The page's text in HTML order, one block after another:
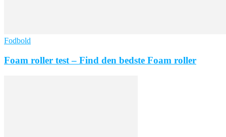
Fodbold
Foam roller test – Find den bedste Foam roller